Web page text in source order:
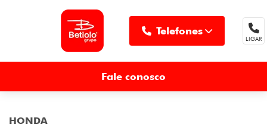
Telefones
LIGAR
Fale conosco
HONDA